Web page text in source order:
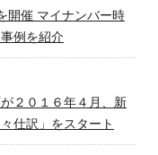
開催 マイナンバー時
例を紹介
２０１６年４月、新
仕訳」をスタート